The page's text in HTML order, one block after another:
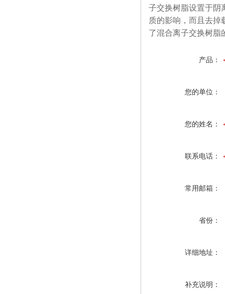
子交换树脂设置于阴
质的影响，而且去掉
了混合离子交换树脂
产品：
您的单位：
您的姓名：
联系电话：
常用邮箱：
省份：
详细地址：
补充说明：